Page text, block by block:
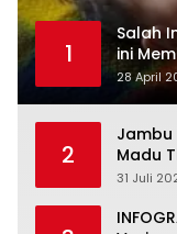
1
Salah
ini
28 April
2
Jambu
Madu
31 Juli